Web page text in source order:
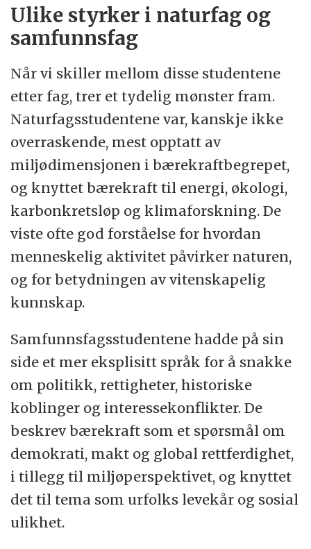
Ulike styrker i naturfag og
samfunnsfag
Når vi skiller mellom disse studentene
etter fag, trer et tydelig mønster fram.
Naturfagsstudentene var, kanskje ikke
overraskende, mest opptatt av
miljødimensjonen i bærekraftbegrepet,
og knyttet bærekraft til energi, økologi,
karbonkretsløp og klimaforskning. De
viste ofte god forståelse for hvordan
menneskelig aktivitet påvirker naturen,
og for betydningen av vitenskapelig
kunnskap.
Samfunnsfagsstudentene hadde på sin
side et mer eksplisitt språk for å snakke
om politikk, rettigheter, historiske
koblinger og interessekonflikter. De
beskrev bærekraft som et spørsmål om
demokrati, makt og global rettferdighet,
i tillegg til miljøperspektivet, og knyttet
det til tema som urfolks levekår og sosial
ulikhet.